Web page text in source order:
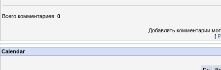
Всего комментариев: 0
Добавлять комментарии
[
Calendar